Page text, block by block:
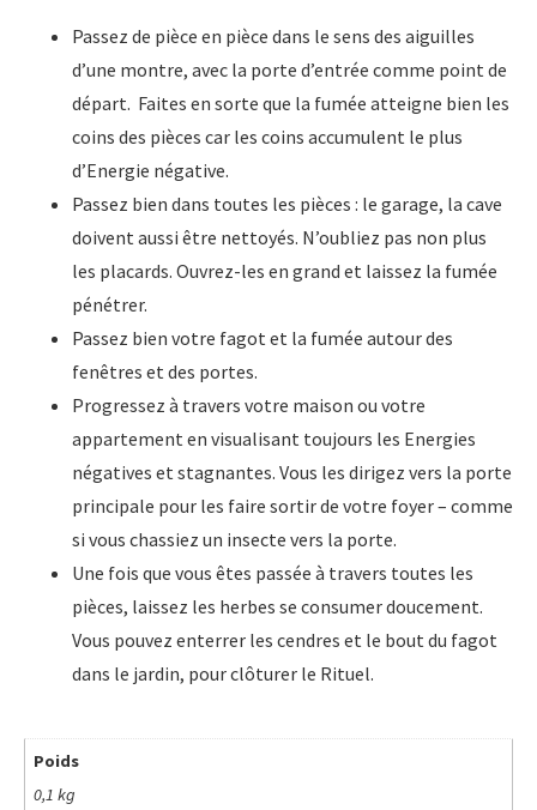
Passez de pièce en pièce dans le sens des aiguilles
d’une montre, avec la porte d’entrée comme point de
départ. Faites en sorte que la fumée atteigne bien les
coins des pièces car les coins accumulent le plus
d’Energie négative.
Passez bien dans toutes les pièces : le garage, la cave
doivent aussi être nettoyés. N’oubliez pas non plus
les placards. Ouvrez-les en grand et laissez la fumée
pénétrer.
Passez bien votre fagot et la fumée autour des
fenêtres et des portes.
Progressez à travers votre maison ou votre
appartement en visualisant toujours les Energies
négatives et stagnantes. Vous les dirigez vers la porte
principale pour les faire sortir de votre foyer – comme
si vous chassiez un insecte vers la porte.
Une fois que vous êtes passée à travers toutes les
pièces, laissez les herbes se consumer doucement.
Vous pouvez enterrer les cendres et le bout du fagot
dans le jardin, pour clôturer le Rituel.
Poids
0,1 kg